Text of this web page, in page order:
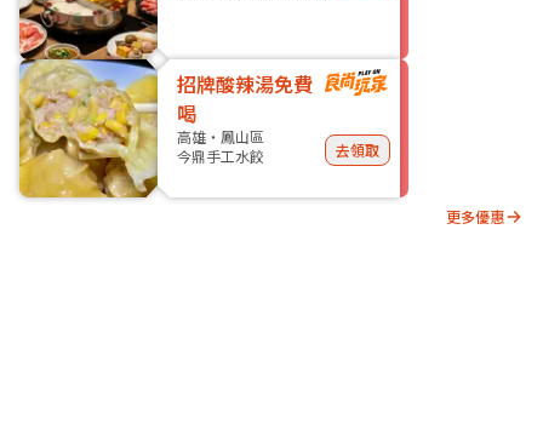
招牌酸辣湯免費
喝
高雄・鳳山區
今鼎手工水餃
去領取
更多優惠